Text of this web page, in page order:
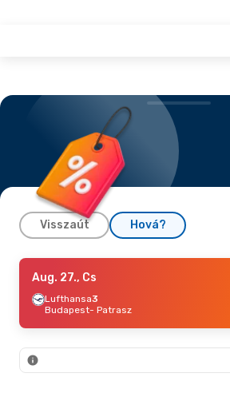
Visszaút Hová?
Szept. 18., P
Austrian Airlines
Budapest- Patrasz
Patrasz- Budapest
Szept. 7., H- Szept. 11., P
Aug. 27., Cs
Lufthansa3
Budapest- Patrasz